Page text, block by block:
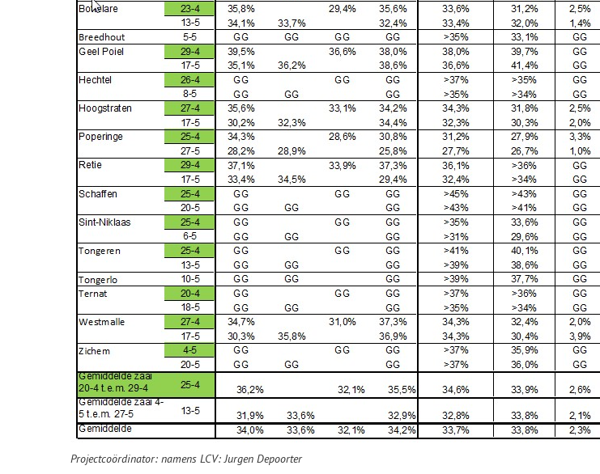
Projectcoördinator: namens LCV: Jurgen Depoorter